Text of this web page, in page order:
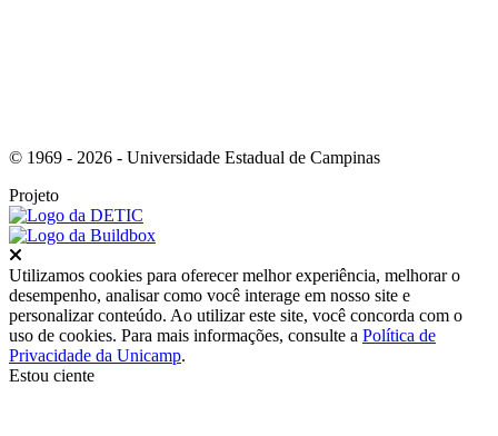
© 1969 - 2026 - Universidade Estadual de Campinas
Projeto
Utilizamos cookies para oferecer melhor experiência, melhorar o
desempenho, analisar como você interage em nosso site e
personalizar conteúdo. Ao utilizar este site, você concorda com o
uso de cookies. Para mais informações, consulte a Política de
Privacidade da Unicamp.
Estou ciente